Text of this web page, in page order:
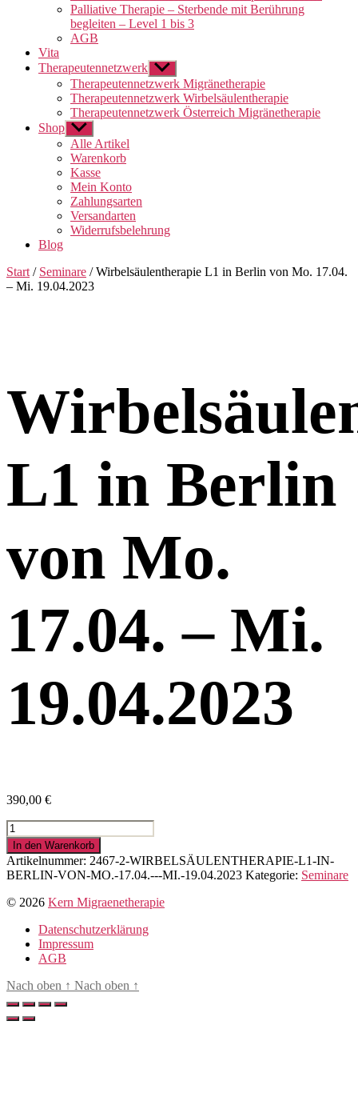
Palliative Therapie – Sterbende mit Berührung
begleiten – Level 1 bis 3
AGB
Vita
Therapeutennetzwerk Untermenü
anzeigen
Therapeutennetzwerk Migränetherapie
Therapeutennetzwerk Wirbelsäulentherapie
Therapeutennetzwerk Österreich Migränetherapie
Shop Untermenü
anzeigen
Alle Artikel
Warenkorb
Kasse
Mein Konto
Zahlungsarten
Versandarten
Widerrufsbelehrung
Blog
Start / Seminare / Wirbelsäulentherapie L1 in Berlin von Mo. 17.04.
– Mi. 19.04.2023
L1 in Berlin
von Mo.
17.04. – Mi.
19.04.2023
390,00 €
Wirbelsäulentherapie
L1
in
Berlin
von
Mo.
19.04.2023
In den Warenkorb
Artikelnummer: 2467-2-WIRBELSÄULENTHERAPIE-L1-IN-
BERLIN-VON-MO.-17.04.---MI.-19.04.2023 Kategorie: Seminare
© 2026 Kern Migraenetherapie
Datenschutzerklärung
Impressum
AGB
Nach oben ↑ Nach oben ↑